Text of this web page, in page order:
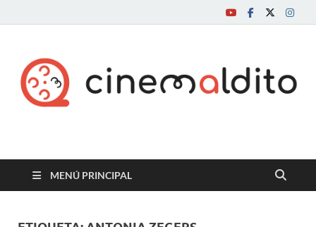
Cine maldito
MENÚ PRINCIPAL